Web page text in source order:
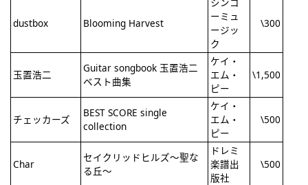
dustbox Blooming Harvest
ーミュ
ージッ
ク
\300
玉置浩二
Guitar songbook 玉置浩二
ベスト曲集
ケイ・
エム・
ピー
\1,500
チェッカーズ
BEST SCORE single
collection
ケイ・
エム・
ピー
\500
Char
セイクリッドヒルズ～聖な
る丘～
ドレミ
楽譜出
版社
\500